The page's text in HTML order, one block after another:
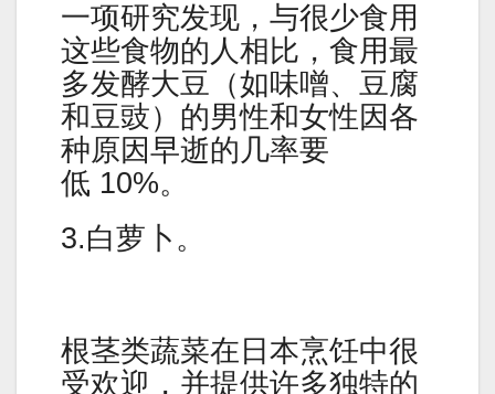
一项研究发现，与很少食用
这些食物的人相比，食用最
多发酵大豆（如味噌、豆腐
和豆豉）的男性和女性因各
种原因早逝的几率要
低 10%。
3.白萝卜。
根茎类蔬菜在日本烹饪中很
受欢迎，并提供许多独特的